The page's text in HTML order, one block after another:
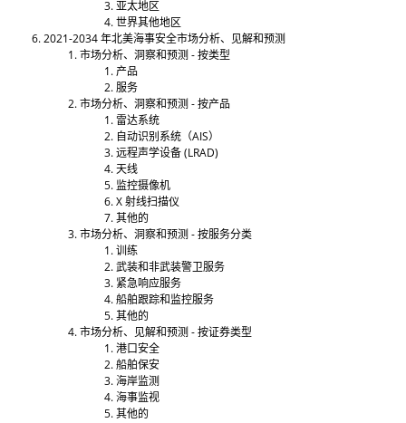
亚太地区
世界其他地区
2021-2034 年北美海事安全市场分析、见解和预测
市场分析、洞察和预测 - 按类型
产品
服务
市场分析、洞察和预测 - 按产品
雷达系统
自动识别系统（AIS）
远程声学设备 (LRAD)
天线
监控摄像机
X 射线扫描仪
其他的
市场分析、洞察和预测 - 按服务分类
训练
武装和非武装警卫服务
紧急响应服务
船舶跟踪和监控服务
其他的
市场分析、见解和预测 - 按证券类型
港口安全
船舶保安
海岸监测
海事监视
其他的